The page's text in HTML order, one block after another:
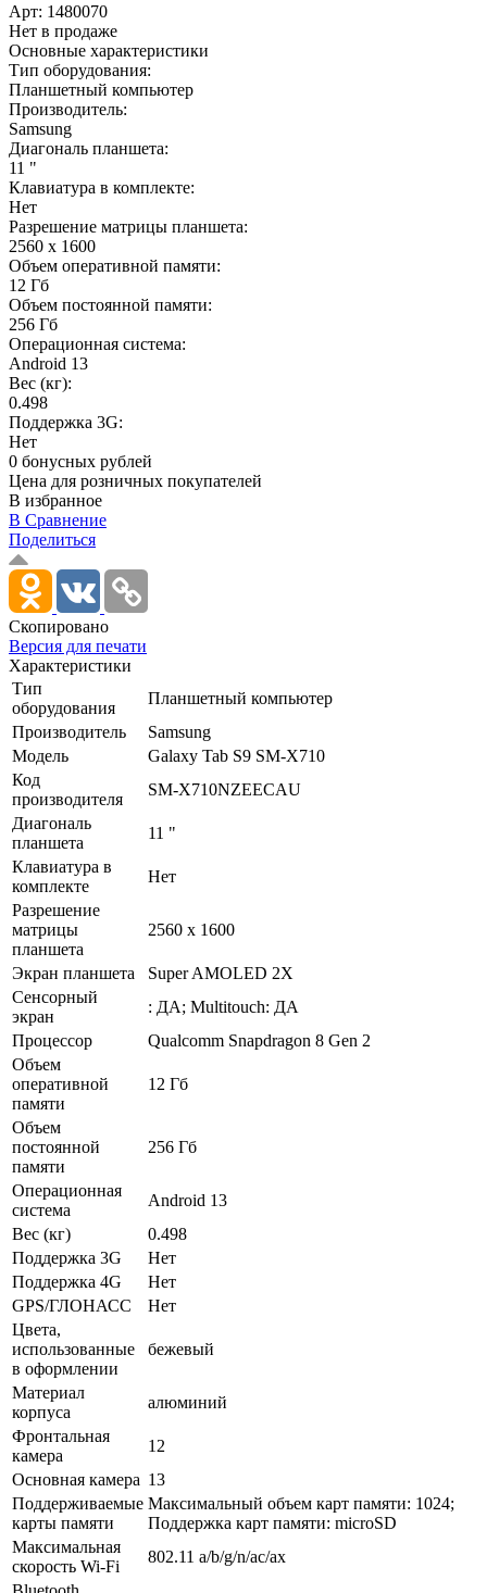
Арт: 1480070
Нет в продаже
Основные характеристики
Тип оборудования:
Планшетный компьютер
Производитель:
Samsung
Диагональ планшета:
11 "
Клавиатура в комплекте:
Нет
Разрешение матрицы планшета:
2560 x 1600
Объем оперативной памяти:
12 Гб
Объем постоянной памяти:
256 Гб
Операционная система:
Android 13
Вес (кг):
0.498
Поддержка 3G:
Нет
0 бонусных рублей
Цена для розничных покупателей
В избранное
В Сравнение
Поделиться
Скопировано
Версия для печати
Характеристики
Тип
оборудования
Планшетный компьютер
Производитель
Samsung
Модель
Galaxy Tab S9 SM-X710
Код
производителя
SM-X710NZEECAU
Диагональ
планшета
11 "
Клавиатура в
комплекте
Нет
Разрешение
матрицы
планшета
2560 x 1600
Экран планшета
Super AMOLED 2X
Сенсорный
экран
: ДА; Multitouch: ДА
Процессор
Qualcomm Snapdragon 8 Gen 2
Объем
оперативной
памяти
12 Гб
Объем
постоянной
памяти
256 Гб
Операционная
система
Android 13
Вес (кг)
0.498
Поддержка 3G
Нет
Поддержка 4G
Нет
GPS/ГЛОНАСС
Нет
Цвета,
использованные
в оформлении
бежевый
Материал
корпуса
алюминий
Фронтальная
камера
12
Основная камера 13
Поддерживаемые
карты памяти
Максимальный объем карт памяти: 1024;
Поддержка карт памяти: microSD
Максимальная
скорость Wi-Fi
802.11 a/­b/­g/­n/­ac/­ax